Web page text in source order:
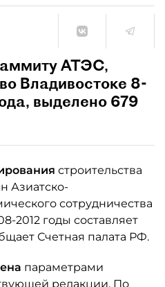
АТЭС,
Владивостоке 8-
выделено 679
строительства
Азиатско-
сотрудничества
2012 годы составляет
Счетная палата РФ.
параметрами
редакции. По